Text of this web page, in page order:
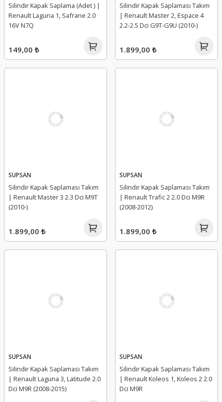
Silindir Kapak Saplama (Adet ) |
Renault Laguna 1, Safrane 2.0
16V N7Q
149,00 ₺
Silindir Kapak Saplaması Takım
| Renault Master 2, Espace 4
2.2-2.5 Dci G9T-G9U (2010-)
1.899,00 ₺
SUPSAN
Silindir Kapak Saplaması Takım
| Renault Master 3 2.3 Dci M9T
(2010-)
1.899,00 ₺
SUPSAN
Silindir Kapak Saplaması Takım
| Renault Trafic 2 2.0 Dci M9R
(2008-2012)
1.899,00 ₺
SUPSAN
Silindir Kapak Saplaması Takım
| Renault Laguna 3, Latitude 2.0
Dci M9R (2008-2015)
SUPSAN
Silindir Kapak Saplaması Takım
| Renault Koleos 1, Koleos 2 2.0
Dci M9R